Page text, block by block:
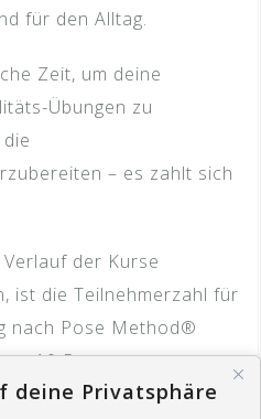
deine Privatsphäre
für den Alltag.
Zeit, um deine
Übungen zu
– es zahlt sich
der Kurse
ist die Teilnehmerzahl für
nach Pose Method®
10 Personen.